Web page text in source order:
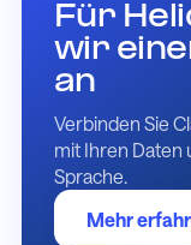
Für
wir
an
Verbinden Sie
mit Ihren Daten
Sprache.
Mehr